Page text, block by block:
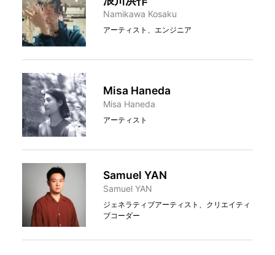
Namikawa Kosaku
アーティスト、エンジニア
Misa Haneda
Misa Haneda
アーティスト
Samuel YAN
Samuel YAN
ジェネラティブアーティスト、クリエイティ
ブコーダー